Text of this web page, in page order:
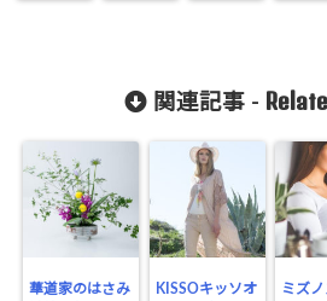
関連記事 -
華道家のはさみ
KISSOキッソオ
ミズ